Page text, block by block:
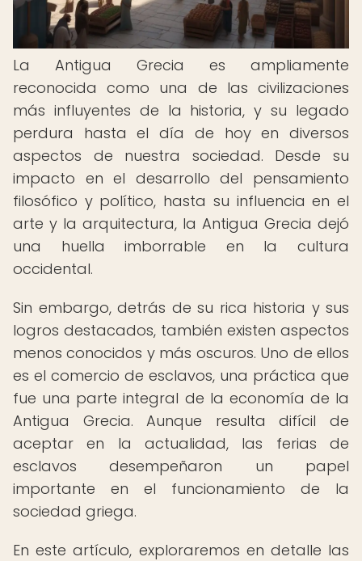
La Antigua Grecia es ampliamente
reconocida como una de las civilizaciones
más influyentes de la historia, y su legado
perdura hasta el día de hoy en diversos
aspectos de nuestra sociedad. Desde su
impacto en el desarrollo del pensamiento
filosófico y político, hasta su influencia en el
arte y la arquitectura, la Antigua Grecia dejó
una huella imborrable en la cultura
occidental.
Sin embargo, detrás de su rica historia y sus
logros destacados, también existen aspectos
menos conocidos y más oscuros. Uno de ellos
es el comercio de esclavos, una práctica que
fue una parte integral de la economía de la
Antigua Grecia. Aunque resulta difícil de
aceptar en la actualidad, las ferias de
esclavos desempeñaron un papel
importante en el funcionamiento de la
sociedad griega.
En este artículo, exploraremos en detalle las